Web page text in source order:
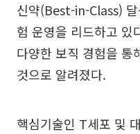
신약(Best-in-Class)
험 운영을 리드하고 있
다양한 보직 경험을 통
것으로 알려졌다.
핵심기술인 T세포 및